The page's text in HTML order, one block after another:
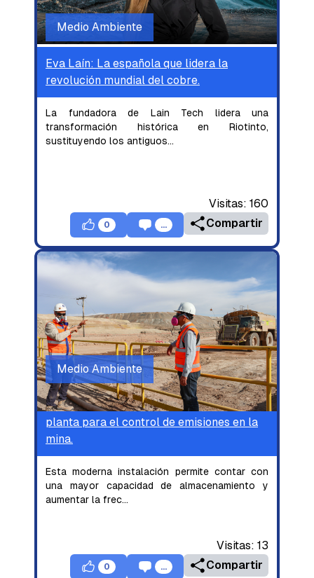
Medio Ambiente
Eva Laín: La española que lidera la
revolución mundial del cobre.
La fundadora de Lain Tech lidera una
transformación histórica en Riotinto,
sustituyendo los antiguos...
Visitas: 160
0 ... Compartir
Medio Ambiente
Ministro Hales implementa una nueva
planta para el control de emisiones en la
mina.
Esta moderna instalación permite contar con
una mayor capacidad de almacenamiento y
aumentar la frec...
Visitas: 13
0 ... Compartir